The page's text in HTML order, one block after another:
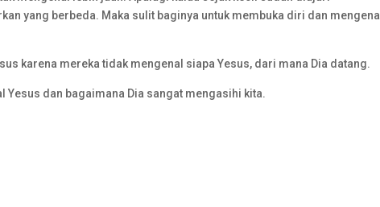
yang berbeda. Maka sulit baginya untuk membuka diri dan mengenal
karena mereka tidak mengenal siapa Yesus, dari mana Dia datang.
Yesus dan bagaimana Dia sangat mengasihi kita.